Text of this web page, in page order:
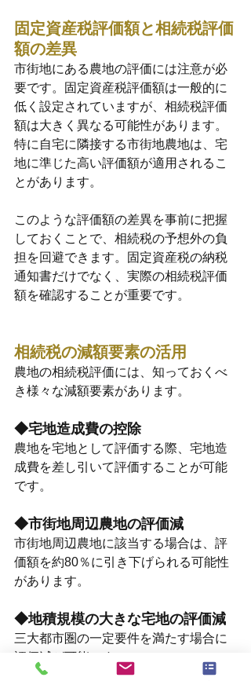
固定資産税評価額と相続税評価
額の差異
市街地にある農地の評価には注意が必
要です。固定資産税評価額は一般的に
低く設定されていますが、相続税評価
額は大きく異なる可能性があります。
特に自宅に隣接する市街地農地は、宅
地に準じた高い評価額が適用されるこ
とがあります。
このような評価額の差異を事前に把握
しておくことで、相続税の予想外の負
担を回避できます。固定資産税の納税
通知書だけでなく、実際の相続税評価
額を確認することが重要です。
相続税の減額要素の活用
農地の相続税評価には、知っておくべ
き様々な減額要素があります。
◆宅地造成費の控除
農地を宅地として評価する際、宅地造
成費を差し引いて評価することが可能
です。
◆市街地周辺農地の評価減
市街地周辺農地に該当する場合は、評
価額を約80％に引き下げられる可能性
があります。
◆地積規模の大きな宅地の評価減
三大都市圏の一定要件を満たす場合に
評価減が可能です。